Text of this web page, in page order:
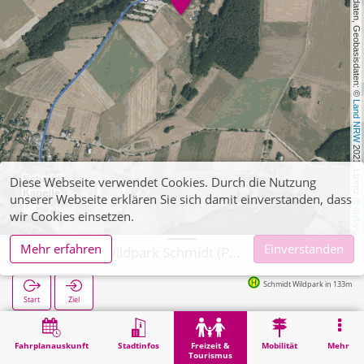
, Kartendaten, Geobasisdaten: ©
Land NRW
2021, Lizenz
dl-de/by-2-0
Fahrplanauskunft Stadtinfos
Freizeit &
Tourismus
Mobilität Mehr
Start Ziel
Schmidt Wildpark in 133m
Freizeit & Tourismus Nideggen, Wildpark Schmidt (POI)
Diese Webseite verwendet Cookies. Durch die Nutzung
unserer Webseite erklären Sie sich damit einverstanden, dass
wir Cookies einsetzen.
Mehr erfahren
Einverstanden